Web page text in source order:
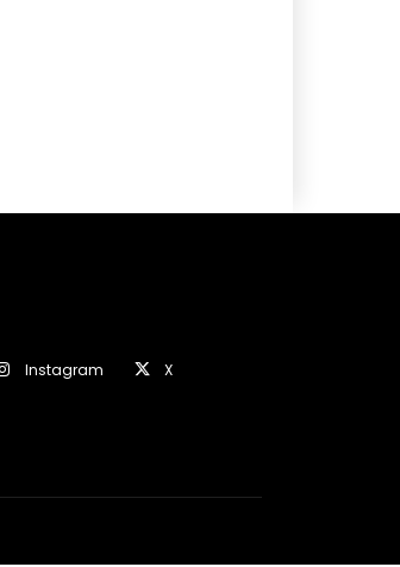
Instagram
X